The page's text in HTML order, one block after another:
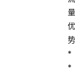
量
优
势
*
*